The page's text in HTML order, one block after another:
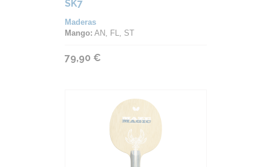
SK7
Maderas
Mango: AN, FL, ST
79,90 €